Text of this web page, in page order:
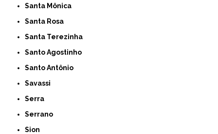
Santa Mônica
Santa Rosa
Santa Terezinha
Santo Agostinho
Santo Antônio
Savassi
Serra
Serrano
Sion